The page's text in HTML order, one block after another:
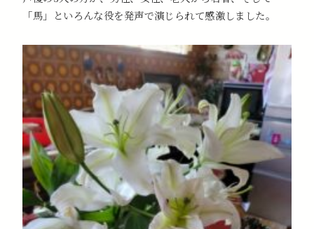
「馬」といろんな役を発声で演じられて感激しました。